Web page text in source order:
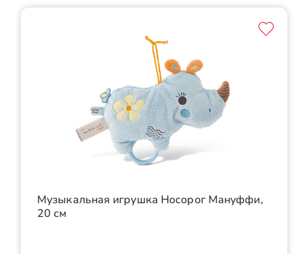
Музыкальная игрушка Носорог Мануффи,
20 см